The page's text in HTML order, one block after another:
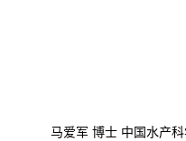
马爱军 博士 中国水产